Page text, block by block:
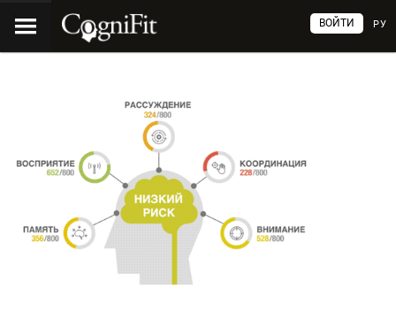
РУ
ВОЙТИ